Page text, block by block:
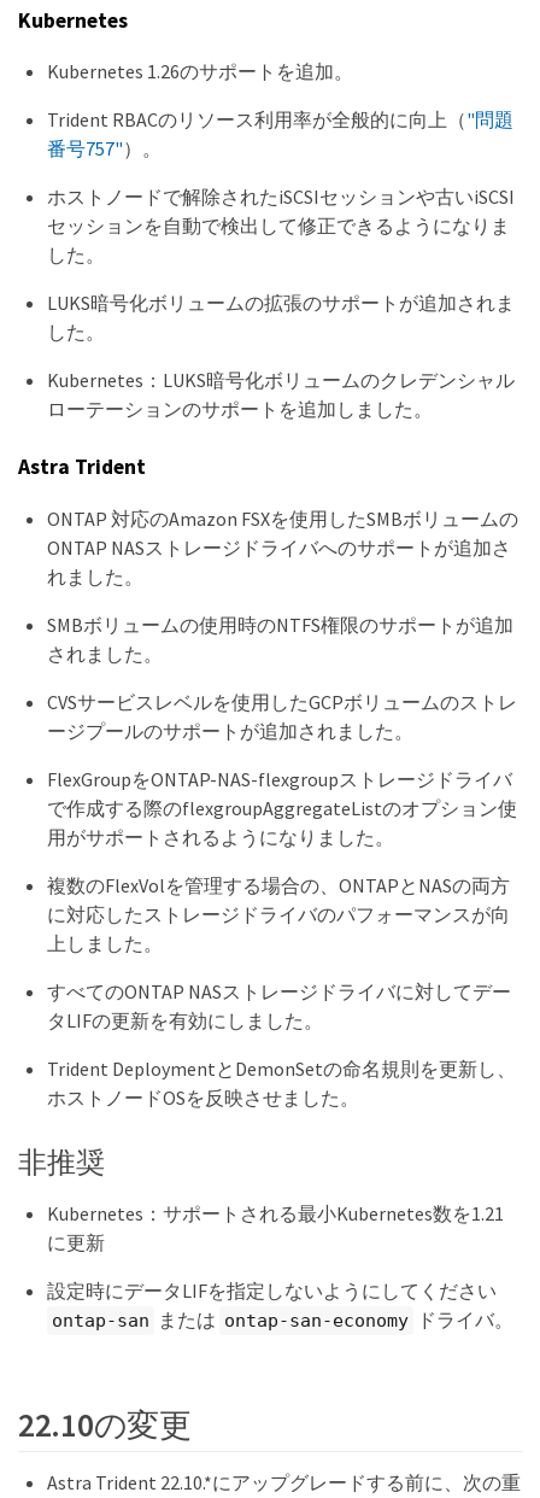
Kubernetes
Kubernetes 1.26のサポートを追加。
Trident RBACのリソース利用率が全般的に向上（"問題
番号757"）。
ホストノードで解除されたiSCSIセッションや古いiSCSI
セッションを自動で検出して修正できるようになりま
した。
LUKS暗号化ボリュームの拡張のサポートが追加されま
した。
Kubernetes：LUKS暗号化ボリュームのクレデンシャル
ローテーションのサポートを追加しました。
Astra Trident
ONTAP 対応のAmazon FSXを使用したSMBボリュームの
ONTAP NASストレージドライバへのサポートが追加さ
れました。
SMBボリュームの使用時のNTFS権限のサポートが追加
されました。
CVSサービスレベルを使用したGCPボリュームのストレ
ージプールのサポートが追加されました。
FlexGroupをONTAP-NAS-flexgroupストレージドライバ
で作成する際のflexgroupAggregateListのオプション使
用がサポートされるようになりました。
複数のFlexVolを管理する場合の、ONTAPとNASの両方
に対応したストレージドライバのパフォーマンスが向
上しました。
すべてのONTAP NASストレージドライバに対してデー
タLIFの更新を有効にしました。
Trident DeploymentとDemonSetの命名規則を更新し、
ホストノードOSを反映させました。
非推奨
Kubernetes：サポートされる最小Kubernetes数を1.21
に更新
設定時にデータLIFを指定しないようにしてください
ontap-san または ontap-san-economy ドライバ。
22.10の変更
Astra Trident 22.10.*にアップグレードする前に、次の重